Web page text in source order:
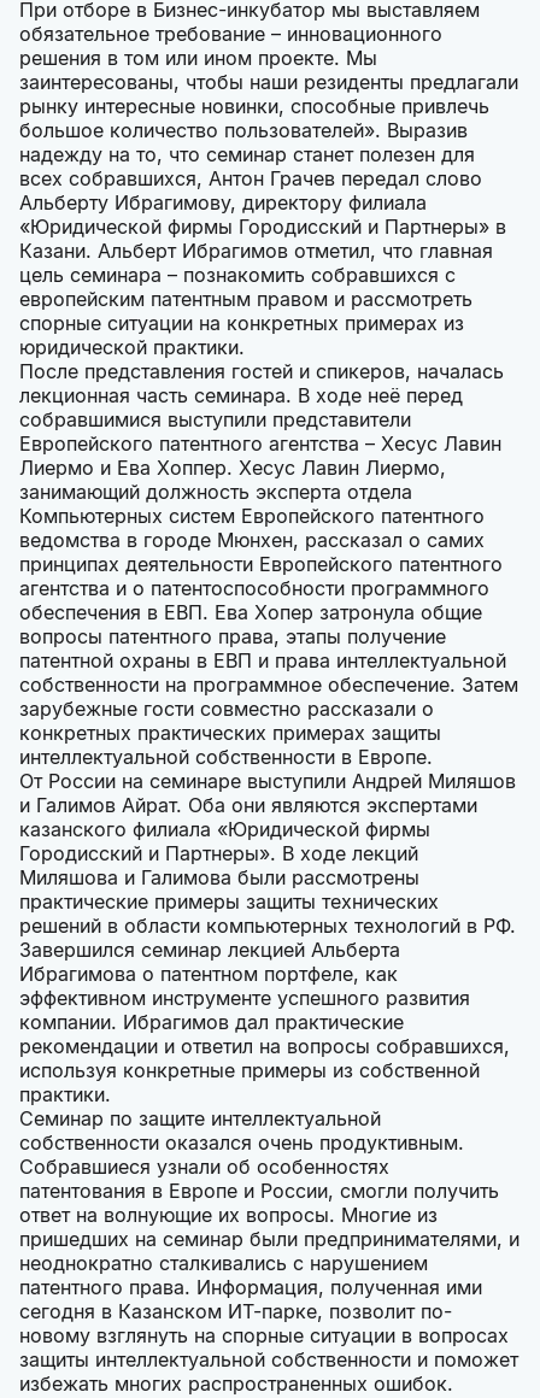
При отборе в Бизнес-инкубатор мы выставляем
обязательное требование – инновационного
решения в том или ином проекте. Мы
заинтересованы, чтобы наши резиденты предлагали
рынку интересные новинки, способные привлечь
большое количество пользователей». Выразив
надежду на то, что семинар станет полезен для
всех собравшихся, Антон Грачев передал слово
Альберту Ибрагимову, директору филиала
«Юридической фирмы Городисский и Партнеры» в
Казани. Альберт Ибрагимов отметил, что главная
цель семинара – познакомить собравшихся с
европейским патентным правом и рассмотреть
спорные ситуации на конкретных примерах из
юридической практики.
После представления гостей и спикеров, началась
лекционная часть семинара. В ходе неё перед
собравшимися выступили представители
Европейского патентного агентства – Хесус Лавин
Лиермо и Ева Хоппер. Хесус Лавин Лиермо,
занимающий должность эксперта отдела
Компьютерных систем Европейского патентного
ведомства в городе Мюнхен, рассказал о самих
принципах деятельности Европейского патентного
агентства и о патентоспособности программного
обеспечения в ЕВП. Ева Хопер затронула общие
вопросы патентного права, этапы получение
патентной охраны в ЕВП и права интеллектуальной
собственности на программное обеспечение. Затем
зарубежные гости совместно рассказали о
конкретных практических примерах защиты
интеллектуальной собственности в Европе.
От России на семинаре выступили Андрей Миляшов
и Галимов Айрат. Оба они являются экспертами
казанского филиала «Юридической фирмы
Городисский и Партнеры». В ходе лекций
Миляшова и Галимова были рассмотрены
практические примеры защиты технических
решений в области компьютерных технологий в РФ.
Завершился семинар лекцией Альберта
Ибрагимова о патентном портфеле, как
эффективном инструменте успешного развития
компании. Ибрагимов дал практические
рекомендации и ответил на вопросы собравшихся,
используя конкретные примеры из собственной
практики.
Семинар по защите интеллектуальной
собственности оказался очень продуктивным.
Собравшиеся узнали об особенностях
патентования в Европе и России, смогли получить
ответ на волнующие их вопросы. Многие из
пришедших на семинар были предпринимателями, и
неоднократно сталкивались с нарушением
патентного права. Информация, полученная ими
сегодня в Казанском ИТ-парке, позволит по-
новому взглянуть на спорные ситуации в вопросах
защиты интеллектуальной собственности и поможет
избежать многих распространенных ошибок.